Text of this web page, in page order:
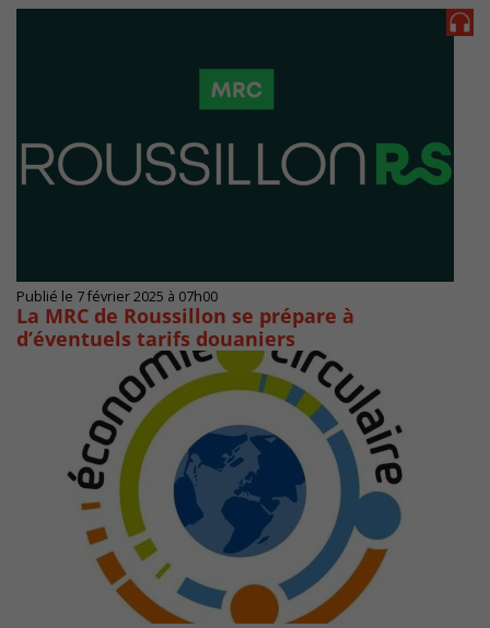
Publié le 7 février 2025 à 07h00
La MRC de Roussillon se prépare à
d’éventuels tarifs douaniers